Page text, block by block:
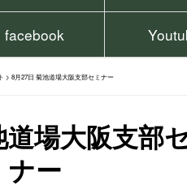
facebook
> 8月27日 菊池道場大阪支部セミナー
場大阪支部
ナー